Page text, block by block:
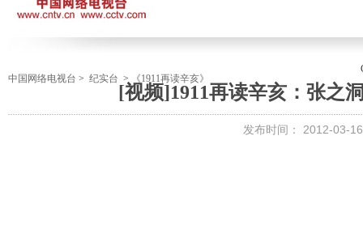
中国网络电视台 > 纪实台 > 《1911再读辛亥》
[视频]1911再读辛亥：张之
发布时间： 2012-03-